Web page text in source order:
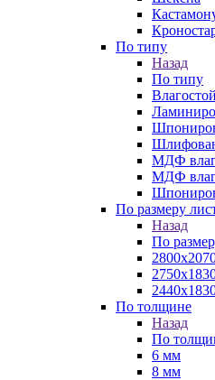
По типу
Назад
По типу
МДФ
МДФ
По размеру
Назад
По
По толщине
Назад
По
6 мм
8 мм